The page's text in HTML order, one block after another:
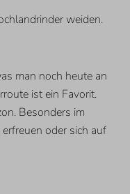
weiden.
man noch heute an
ist ein Favorit.
Besonders im
oder sich auf